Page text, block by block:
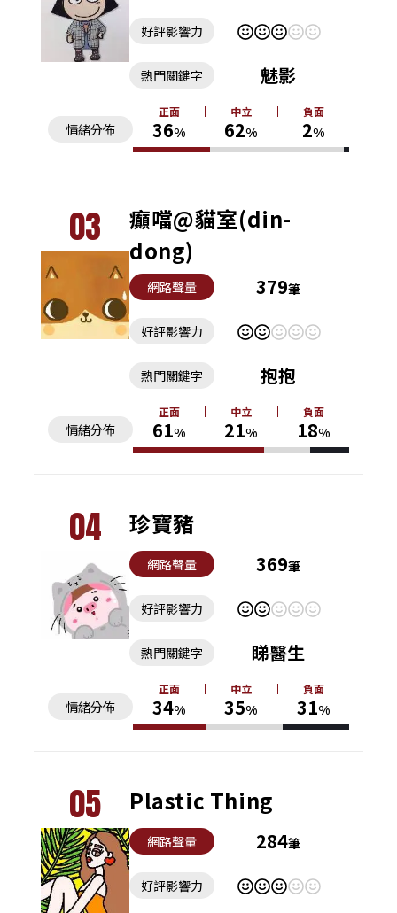
好評影響力
情緒分佈
正面
36%
中立
62%
負面
2%
熱門關鍵字 魅影
03
癲噹@貓室(din-
dong)
網路聲量 379筆
好評影響力
情緒分佈
正面
61%
中立
21%
負面
18%
熱門關鍵字 抱抱
04 珍寶豬
網路聲量 369筆
好評影響力
情緒分佈
正面
34%
中立
35%
負面
31%
熱門關鍵字 睇醫生
05 Plastic Thing
網路聲量 284筆
好評影響力